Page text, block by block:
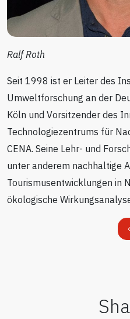
Ralf Roth
Seit 1998 ist er Leiter des
Umweltforschung an der
Köln und Vorsitzender des
Technologiezentrums für
CENA. Seine Lehr- und
unter anderem nachhaltige
Tourismusentwicklungen in
ökologische